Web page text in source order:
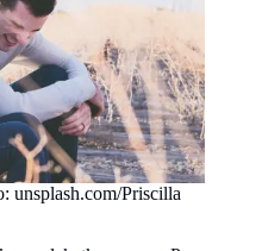
unsplash.com/Priscilla